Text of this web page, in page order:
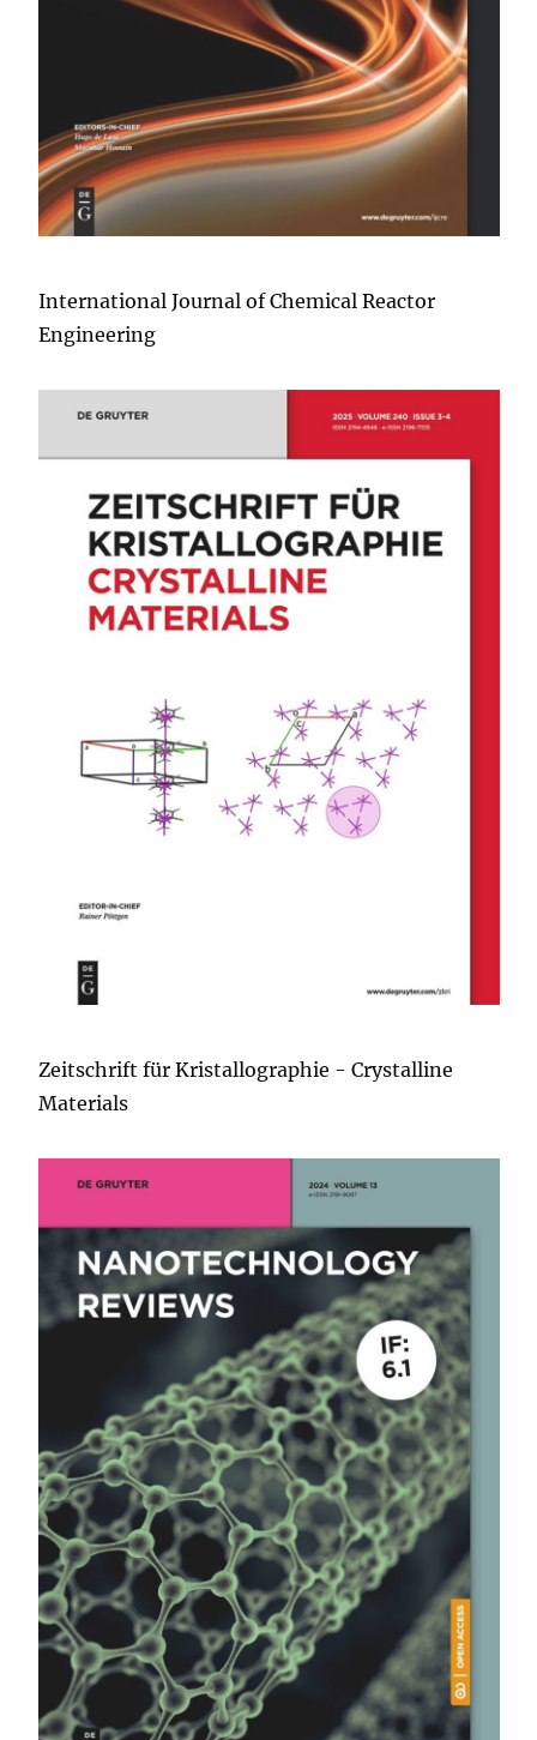
International Journal of Chemical Reactor
Engineering
Zeitschrift für Kristallographie - Crystalline
Materials